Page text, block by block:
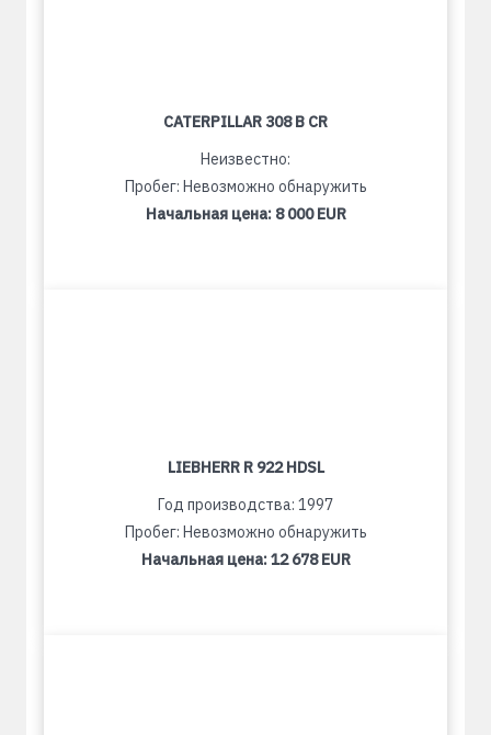
CATERPILLAR 308 B CR
Неизвестно:
Пробег: Невозможно обнаружить
Начальная цена: 8 000 EUR
LIEBHERR R 922 HDSL
Год производства: 1997
Пробег: Невозможно обнаружить
Начальная цена:12 678 EUR